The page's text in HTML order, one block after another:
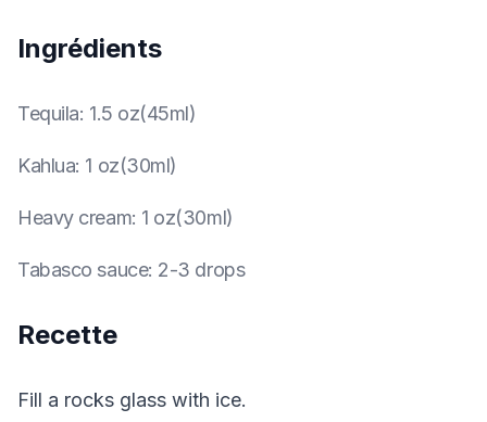
Ingrédients
Tequila: 1.5 oz(45ml)
Kahlua: 1 oz(30ml)
Heavy cream: 1 oz(30ml)
Tabasco sauce: 2-3 drops
Recette
Fill a rocks glass with ice.